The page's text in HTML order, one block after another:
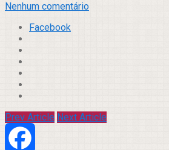
Nenhum comentário
Facebook
Prev Article Next Article